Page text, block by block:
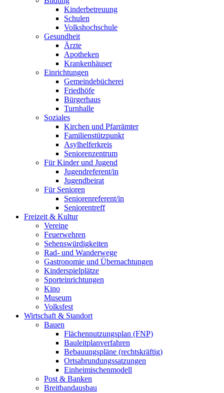
Kinderbetreuung
Schulen
Volkshochschule
Gesundheit
Ärzte
Apotheken
Krankenhäuser
Einrichtungen
Gemeindebücherei
Friedhöfe
Bürgerhaus
Turnhalle
Soziales
Kirchen und Pfarrämter
Familienstützpunkt
Asylhelferkreis
Seniorenzentrum
Für Kinder und Jugend
Jugendreferent/in
Jugendbeirat
Für Senioren
Seniorenreferent/in
Seniorentreff
Freizeit & Kultur
Vereine
Feuerwehren
Sehenswürdigkeiten
Rad- und Wanderwege
Gastronomie und Übernachtungen
Kinderspielplätze
Sporteinrichtungen
Kino
Museum
Volksfest
Wirtschaft & Standort
Bauen
Flächennutzungsplan (FNP)
Bauleitplanverfahren
Bebauungspläne (rechtskräftig)
Ortsabrundungssatzungen
Einheimischenmodell
Post & Banken
Breitbandausbau